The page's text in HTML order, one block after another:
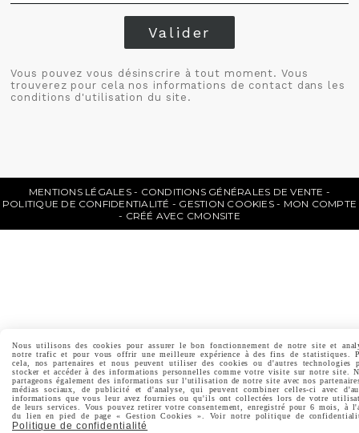
Valider
Vous pouvez vous désinscrire à tout moment. Vous
trouverez pour cela nos informations de contact dans les
conditions d'utilisation du site.
MENTIONS LÉGALES
CONDITIONS GÉNÉRALES DE VENTE
POLITIQUE DE CONFIDENTIALITÉ
GESTION COOKIES
MON COMPTE
CRÉÉ AVEC CMONSITE
Nous utilisons des cookies pour assurer le bon fonctionnement de notre site et
notre trafic et pour vous offrir une meilleure expérience à des fins de statistiques.
cela, nos partenaires et nous peuvent utiliser des cookies ou d'autres technologies
stocker et accéder à des informations personnelles comme votre visite sur notre site.
partageons également des informations sur l'utilisation de notre site avec nos
médias sociaux, de publicité et d'analyse, qui peuvent combiner celles-ci avec
informations que vous leur avez fournies ou qu'ils ont collectées lors de votre
de leurs services. Vous pouvez retirer votre consentement, enregistré pour 6 mois, à
du lien en pied de page « Gestion Cookies ». Voir notre politique de
Politique de confidentialité